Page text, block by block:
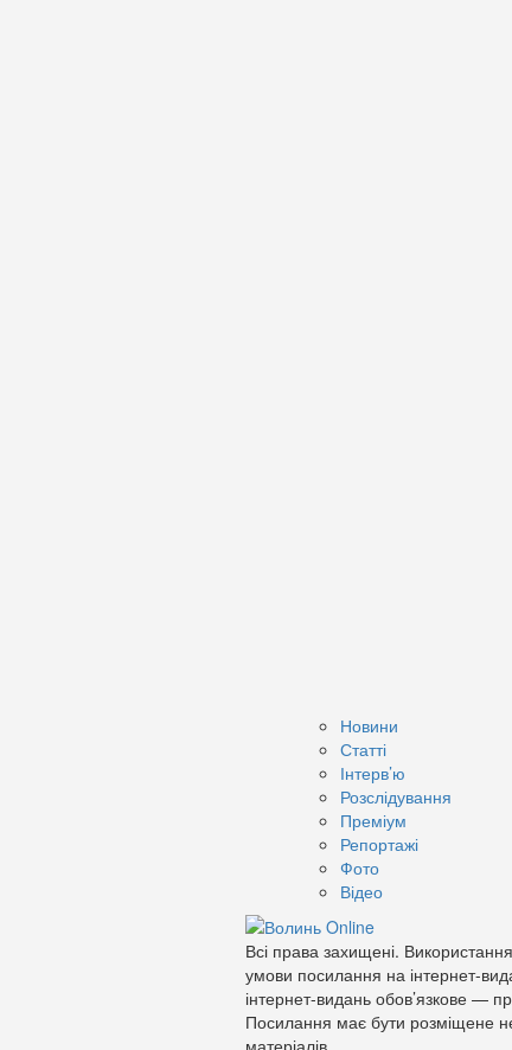
Новини
Статті
Інтерв’ю
Розслідування
Преміум
Репортажі
Фото
Відео
Всі права захищені.
умови посилання на інтернет-
інтернет-видань обов’язкове —
Посилання має бути розміщене